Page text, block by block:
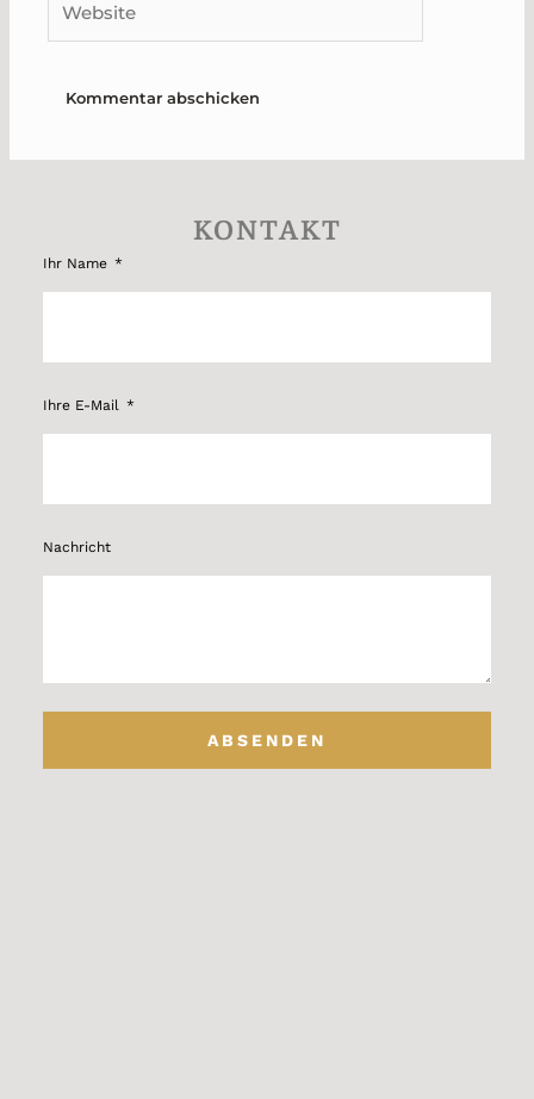
KONTAKT
Ihr Name
Ihre E-Mail
Nachricht
ABSENDEN